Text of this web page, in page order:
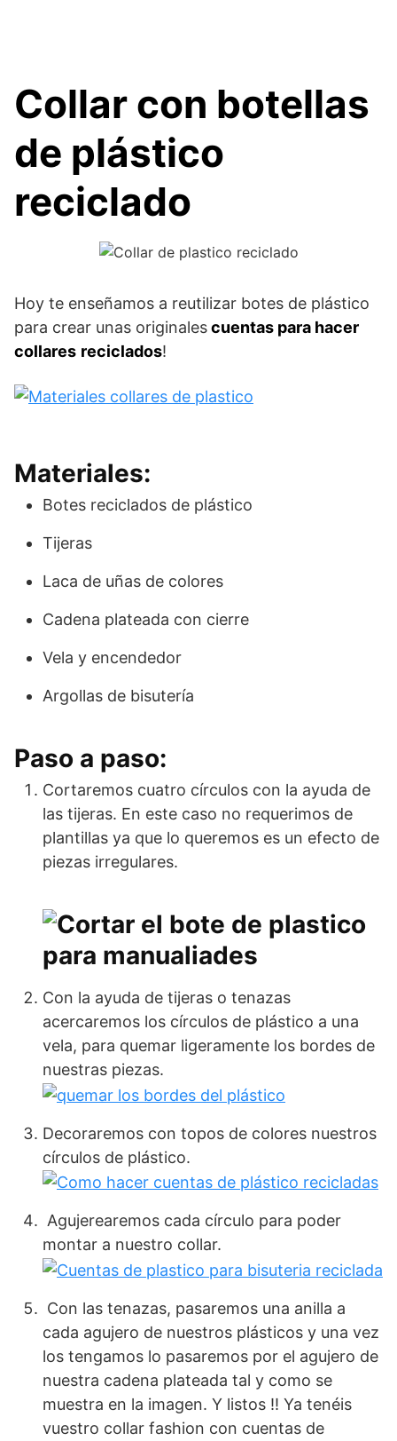
Collar con botellas
de plástico
reciclado
Hoy te enseñamos a reutilizar botes de plástico
para crear unas originalescuentas para hacer
collares reciclados!
Materiales:
Botes reciclados de plástico
Tijeras
Laca de uñas de colores
Cadena plateada con cierre
Vela y encendedor
Argollas de bisutería
Paso a paso:
Cortaremos cuatro círculos con la ayuda de
las tijeras. En este caso no requerimos de
plantillas ya que lo queremos es un efecto de
piezas irregulares.
Con la ayuda de tijeras o tenazas
acercaremos los círculos de plástico a una
vela, para quemar ligeramente los bordes de
nuestras piezas.
Decoraremos con topos de colores nuestros
círculos de plástico.
Agujerearemos cada círculo para poder
montar a nuestro collar.
Con las tenazas, pasaremos una anilla a
cada agujero de nuestros plásticos y una vez
los tengamos lo pasaremos por el agujero de
nuestra cadena plateada tal y como se
muestra en la imagen. Y listos !! Ya tenéis
vuestro collar fashion con cuentas de